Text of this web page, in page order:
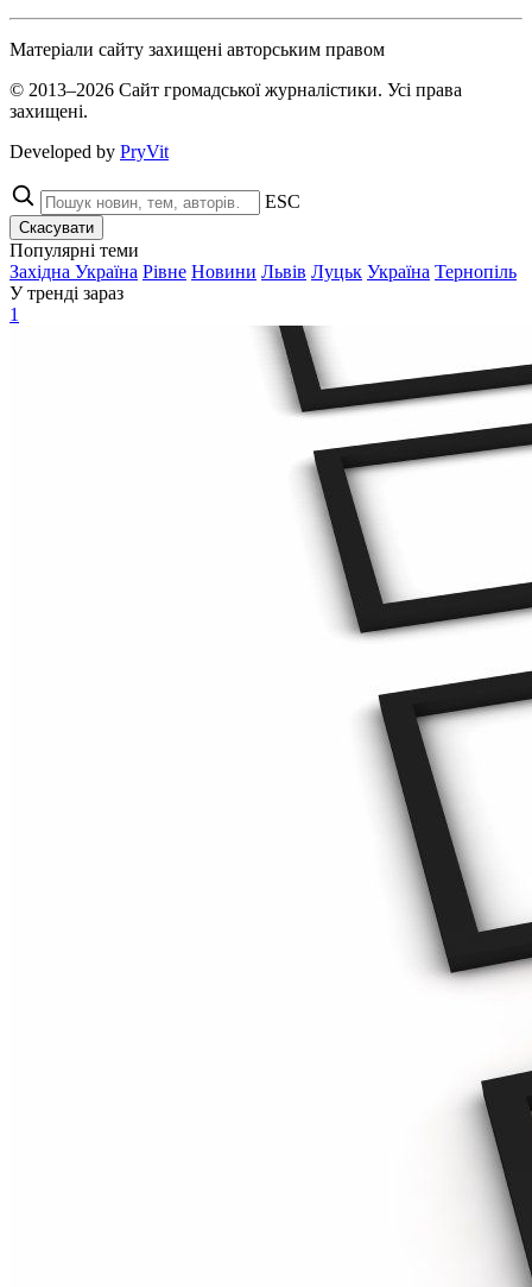
Матеріали сайту захищені авторським правом
© 2013–2026 Сайт громадської журналістики. Усі права
захищені.
Developed by PryVit
ESC
Скасувати
Популярні теми
Західна Україна Рівне Новини Львів Луцьк Україна Тернопіль
У тренді зараз
1